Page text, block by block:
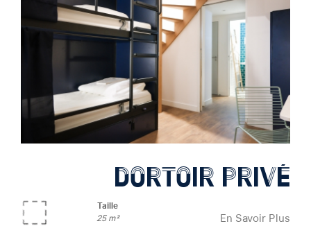
DORTOIR PRIVÉ
Taille
25 m²
En Savoir Plus